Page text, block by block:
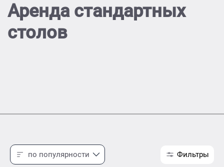
Аренда стандартных
столов
по популярности Фильтры